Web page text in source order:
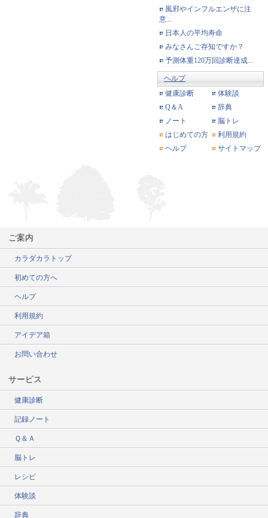
風邪やインフルエンザに注
意...
日本人の平均寿命
みなさんご存知ですか？
予測体重120万回診断達成...
ヘルプ
健康診断
体験談
Q＆A
辞典
ノート
脳トレ
はじめての方
利用規約
ヘルプ
サイトマップ
ご案内
カラダカラトップ
初めての方へ
ヘルプ
利用規約
アイデア箱
お問い合わせ
サービス
健康診断
記録ノート
Ｑ＆Ａ
脳トレ
レシピ
体験談
辞典